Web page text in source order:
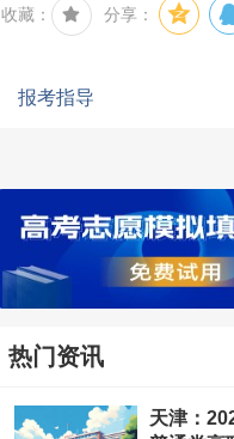
收藏： 分享：
报考指导
热门资讯
天津：